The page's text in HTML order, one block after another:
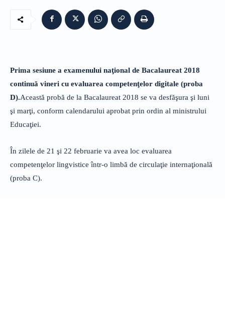
Prima sesiune a examenului naţional de Bacalaureat 2018
continuă vineri cu evaluarea competenţelor digitale (proba
D).Această probă de la Bacalaureat 2018 se va desfăşura şi luni
şi marţi, conform calendarului aprobat prin ordin al ministrului
Educaţiei.
În zilele de 21 şi 22 februarie va avea loc evaluarea
competenţelor lingvistice într-o limbă de circulaţie internaţională
(proba C).